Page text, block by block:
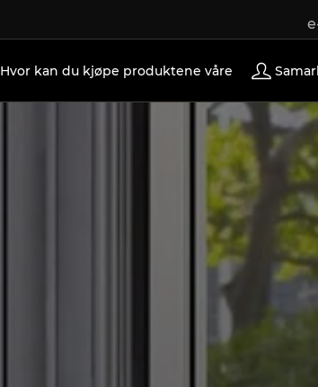
Exterior doors
Hvor kan du kjøpe produktene våre